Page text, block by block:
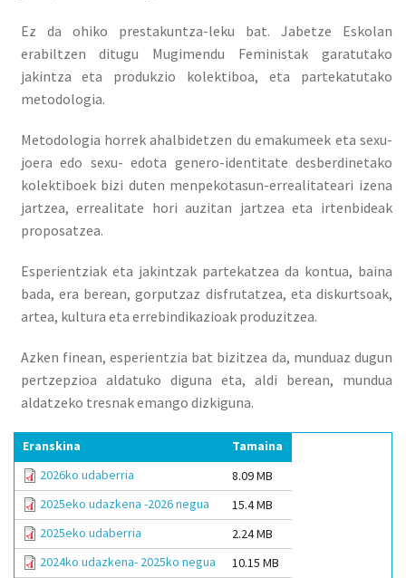
Ez da ohiko prestakuntza-leku bat. Jabetze Eskolan
erabiltzen ditugu Mugimendu Feministak garatutako
jakintza eta produkzio kolektiboa, eta partekatutako
metodologia.
Metodologia horrek ahalbidetzen du emakumeek eta sexu-
joera edo sexu- edota genero-identitate desberdinetako
kolektiboek bizi duten menpekotasun-errealitateari izena
jartzea, errealitate hori auzitan jartzea eta irtenbideak
proposatzea.
Esperientziak eta jakintzak partekatzea da kontua, baina
bada, era berean, gorputzaz disfrutatzea, eta diskurtsoak,
artea, kultura eta errebindikazioak produzitzea.
Azken finean, esperientzia bat bizitzea da, munduaz dugun
pertzepzioa aldatuko diguna eta, aldi berean, mundua
aldatzeko tresnak emango dizkiguna.
Eranskina
Tamaina
2026ko udaberria
8.09 MB
2025eko udazkena -2026 negua
15.4 MB
2025eko udaberria
2.24 MB
2024ko udazkena- 2025ko negua
10.15 MB